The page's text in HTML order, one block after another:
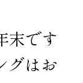
末です
グはお